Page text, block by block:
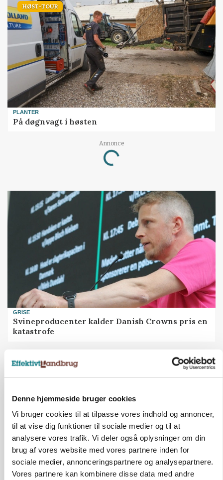
Denne hjemmeside bruger cookies
Vi bruger cookies til at tilpasse vores indhold og annoncer,
til at vise dig funktioner til sociale medier og til at
analysere vores trafik. Vi deler også oplysninger om din
brug af vores website med vores partnere inden for
sociale medier, annonceringspartnere og analysepartnere.
Vores partnere kan kombinere disse data med andre
HØST-TOUR
PLANTER
På døgnvagt i høsten
Annonce
Loading...
GRISE
Svineproducenter kalder Danish Crowns pris en
katastrofe